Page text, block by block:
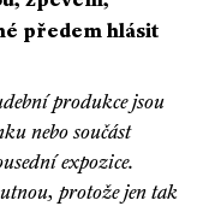
předem hlásit
produkce jsou
nebo součást
expozice.
protože jen tak